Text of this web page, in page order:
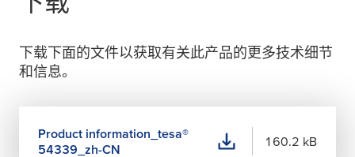
下载下面的文件以获取有关此产品的更多技术细节
和信息。
Product information_ tesa®
54339_zh-CN
160.2 kB